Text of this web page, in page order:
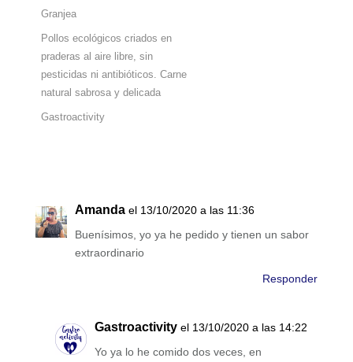
Granjea
Pollos ecológicos criados en
praderas al aire libre, sin
pesticidas ni antibióticos. Carne
natural sabrosa y delicada
Gastroactivity
Amanda el 13/10/2020 a las 11:36
Buenísimos, yo ya he pedido y tienen un sabor
extraordinario
Responder
Gastroactivity el 13/10/2020 a las 14:22
Yo ya lo he comido dos veces, en